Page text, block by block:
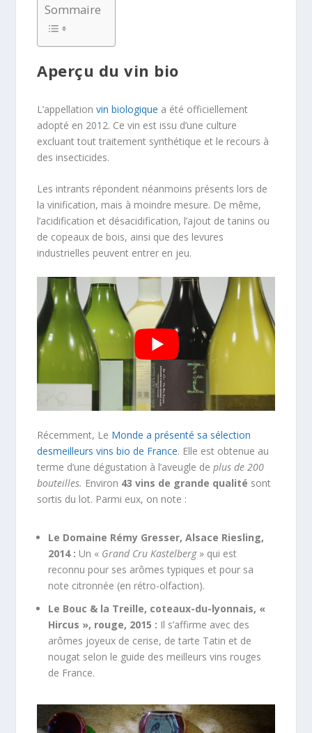
Sommaire
Aperçu du vin bio
L’appellationvin biologique a été officiellement
adopté en 2012. Ce vin est issu d’une culture
excluant tout traitement synthétique et le recours à
des insecticides.
Les intrants répondent néanmoins présents lors de
la vinification, mais à moindre mesure. De même,
l’acidification et désacidification, l’ajout de tanins ou
de copeaux de bois, ainsi que des levures
industrielles peuvent entrer en jeu.
Récemment, Le Monde a présenté sa sélection
desmeilleurs vins bio de France. Elle est obtenue au
terme d’une dégustation à l’aveugle deplus de 200
bouteilles. Environ 43 vins de grande qualité sont
sortis du lot. Parmi eux, on note :
Le Domaine Rémy Gresser, Alsace Riesling,
2014 : Un « Grand Cru Kastelberg» qui est
reconnu pour ses arômes typiques et pour sa
note citronnée (en rétro-olfaction).
Le Bouc & la Treille, coteaux-du-lyonnais, «
Hircus », rouge, 2015 : Il s’affirme avec des
arômes joyeux de cerise, de tarte Tatin et de
nougat selon le guide des meilleurs vins rouges
de France.